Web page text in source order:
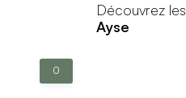
Découvrez les
Ayse
0